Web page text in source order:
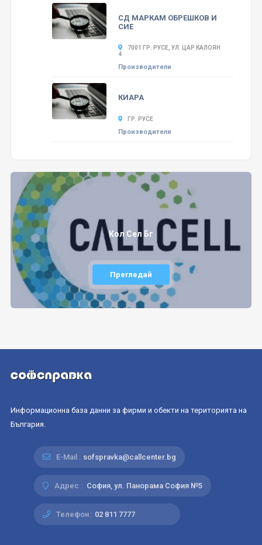
СД МАРКАМ ОБРЕШКОВ И
СИЕ
7001 ГР. РУСЕ, УЛ. ЦАР КАЛОЯН
4
Производители
КИАРА
ГР. РУСЕ
Производители
Кол Сел Бг
Прегледай
Информационна база данни за фирми и обекти на територията на
България.
E-Mail : sofspravka@callcenter.bg
Адрес : София, ул. Панорама София №5
Телефон : 02 811 7777